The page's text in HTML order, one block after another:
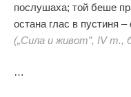
послушаха; той беше
остана глас в пустиня
(„Сила и живот”, IV т.,
…